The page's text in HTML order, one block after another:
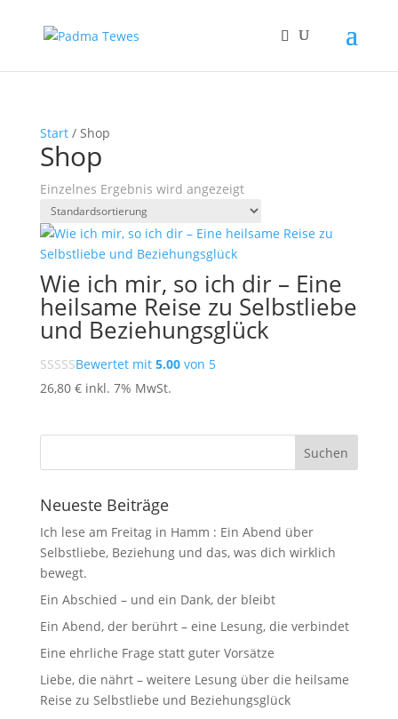
Start/ Shop
Shop
Einzelnes Ergebnis wird angezeigt
Wie ich mir, so ich dir – Eine
heilsame Reise zu Selbstliebe
und Beziehungsglück
Bewertet mit 5.00von 5
26,80 € inkl. 7% MwSt.
Neueste Beiträge
Ich lese am Freitag in Hamm : Ein Abend über
Selbstliebe, Beziehung und das, was dich wirklich
bewegt.
Ein Abschied – und ein Dank, der bleibt
Ein Abend, der berührt – eine Lesung, die verbindet
Eine ehrliche Frage statt guter Vorsätze
Liebe, die nährt – weitere Lesung über die heilsame
Reise zu Selbstliebe und Beziehungsglück